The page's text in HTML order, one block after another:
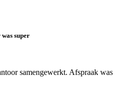
super
samengewerkt. Afspraak was